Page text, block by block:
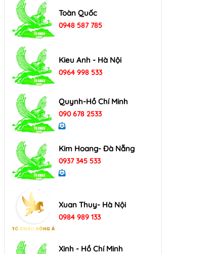
Toàn Quốc
0948 587 785
Kieu Anh - Hà Nội
0964 998 533
Quynh-Hồ Chí Minh
090 678 2533
Kim Hoang- Đà Nẵng
0937 345 533
Xuan Thuy- Hà Nội
0984 989 133
Xinh - Hồ Chí Minh